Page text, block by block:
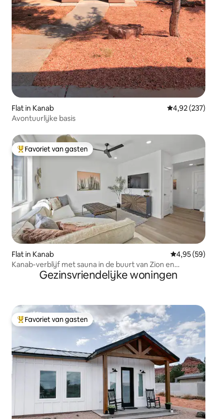
Flat in Kanab Gemiddelde
4,92 (237)
Avontuurlijke basis
Topfavoriet van gasten
Favoriet van gasten
Flat in Kanab Gemiddelde
4,95 (59)
Kanab-verblijf met sauna in de buurt van Zion en
Red RocksGezinsvriendelijke woningen
Topfavoriet van gasten
Favoriet van gasten